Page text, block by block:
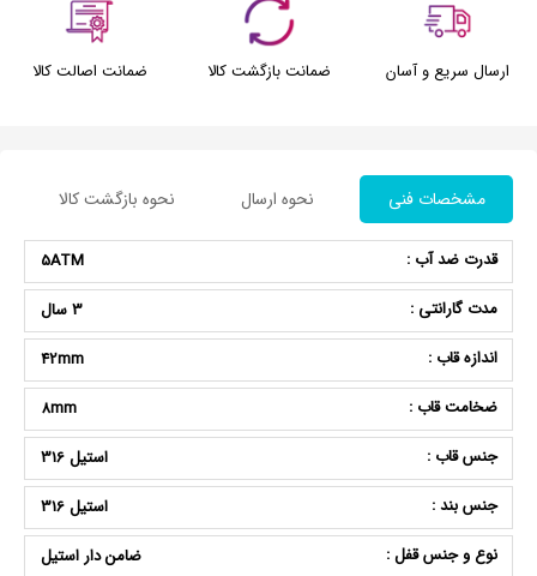
ارسال سریع و آسان ضمانت بازگشت کالا ضمانت اصالت کالا
مشخصات فنی نحوه ارسال نحوه بازگشت کالا
قدرت ضد آب :
5ATM
مدت گارانتی :
3 سال
اندازه قاب :
42mm
ضخامت قاب :
8mm
جنس قاب :
استیل 316
جنس بند :
استیل 316
نوع و جنس قفل :
ضامن دار استیل